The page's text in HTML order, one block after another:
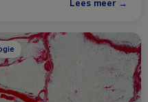
Lees meer →